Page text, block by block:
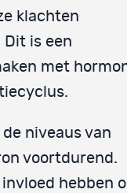
klachten
is een
met
niveaus van
voortdurend.
hebben